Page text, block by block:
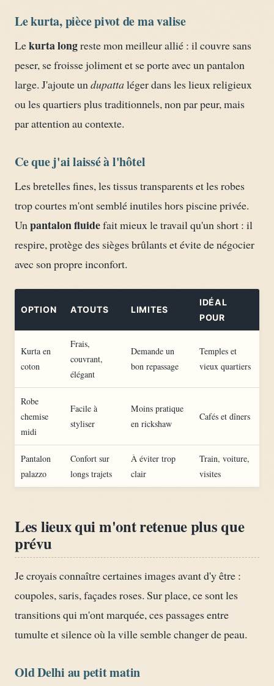
Le kurta, pièce pivot de ma valise
Lekurta longreste mon meilleur allié : il couvre sans
peser, se froisse joliment et se porte avec un pantalon
large. J'ajoute undupattaléger dans les lieux religieux
ou les quartiers plus traditionnels, non par peur, mais
par attention au contexte.
Ce que j'ai laissé à l'hôtel
Les bretelles fines, les tissus transparents et les robes
trop courtes m'ont semblé inutiles hors piscine privée.
Unpantalon fluidefait mieux le travail qu'un short : il
respire, protège des sièges brûlants et évite de négocier
avec son propre inconfort.
OPTION ATOUTS LIMITES
IDÉAL
POUR
Kurta en
coton
Frais,
couvrant,
élégant
Demande un
bon repassage
Temples et
vieux quartiers
Robe
chemise
midi
Facile à
styliser
Moins pratique
en rickshaw
Cafés et dîners
Pantalon
palazzo
Confort sur
longs trajets
À éviter trop
clair
Train, voiture,
visites
Les lieux qui m'ont retenue plus que
prévu
Je croyais connaître certaines images avant d'y être :
coupoles, saris, façades roses. Sur place, ce sont les
transitions qui m'ont marquée, ces passages entre
tumulte et silence où la ville semble changer de peau.
Old Delhi au petit matin